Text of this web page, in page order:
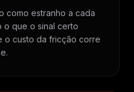
como estranho a cada
o que o sinal certo
o custo da fricção corre